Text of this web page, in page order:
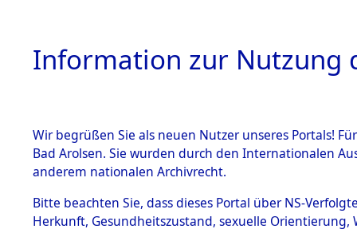
HOME
BESTÄNDE
0003
Information zur Nutzung
Wir begrüßen Sie als neuen Nutzer unseres Portals!
Bad Arolsen. Sie wurden durch den Internationalen
anderem nationalen Archivrecht.
Bitte beachten Sie, dass dieses Portal über NS-
Herkunft, Gesundheitszustand, sexuelle